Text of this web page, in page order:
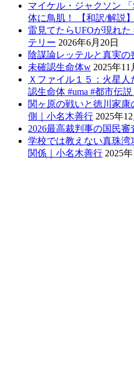
マイケル・ジャクソン
体に鳥肌！ 【和訳/解説】
雷見てたらUFOが現れた
テリー 2026年6月20日
陰謀論レッテルと真実の
未確認生命体w 2025年11
Ｘファイル１５：火星
認生命体 #uma #都市伝説
関ヶ原の戦いと徳川家
側｜小名木善行 2025年
2026最高裁判事の国民審
学校では教えない真珠
関係｜小名木善行 2025